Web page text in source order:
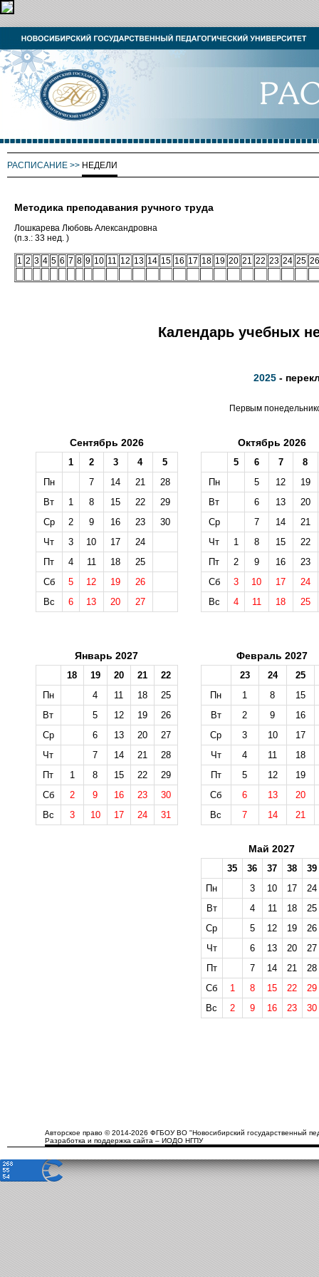
РАСПИСАНИЕ >> НЕДЕЛИ
Методика преподавания ручного труда
Лошкарева Любовь Александровна
(п.з.: 33 нед. )
1 2 3 4 5 6 7 8 9 10 11 12 13 14 15 16 17 18 19 20 21 22 23 24 25 26
Календарь учебных
2025 -
Первым
Сентябрь 2026
1 2 3 4
5
Пн
7 14 21
28
Вт
1 8 15 22
29
Ср
2 9 16 23
30
Чт
3 10 17
24
Пт
4 11 18
25
Сб
5 12 19
26
Вс
6 13 20 27
Октябрь 2026
5 6 7
8
Пн
5 12
19
Вт
6 13
20
Ср
7 14
21
Чт
1 8 15
22
Пт
2 9 16
23
Сб
3 10 17
24
Вс
4 11 18 25
Январь 2027
18 19 20 21
22
Пн
4 11 18
25
Вт
5 12 19
26
Ср
6 13 20
27
Чт
7 14 21
28
Пт
1 8 15 22
29
Сб
2 9 16 23
30
Вс
3 10 17 24 31
Февраль 2027
23 24
25
Пн
1 8
15
Вт
2 9
16
Ср
3 10
17
Чт
4 11
18
Пт
5 12
19
Сб
6 13
20
Вс
7 14 21
Май 2027
35 36 37 38
39
Пн
3 10 17
24
Вт
4 11 18
25
Ср
5 12 19
26
Чт
6 13 20
27
Пт
7 14 21
28
Сб
1 8 15 22
29
Вс
2 9 16 23 30
Авторское право © 2014-2026 ФГБОУ ВО "Новосибирский государственный
Разработка и поддержка сайта – ИОДО НГПУ